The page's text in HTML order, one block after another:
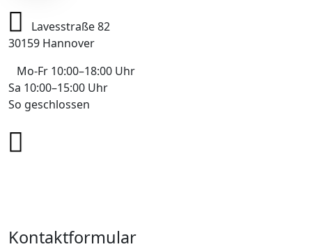
Lavesstraße 82
30159 Hannover
Mo-Fr 10:00–18:00 Uhr
Sa 10:00–15:00 Uhr
So geschlossen
Kontaktformular